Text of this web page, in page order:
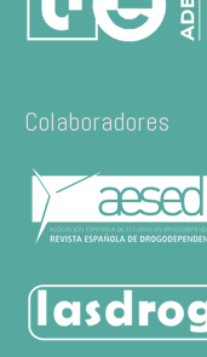
Colaboradores